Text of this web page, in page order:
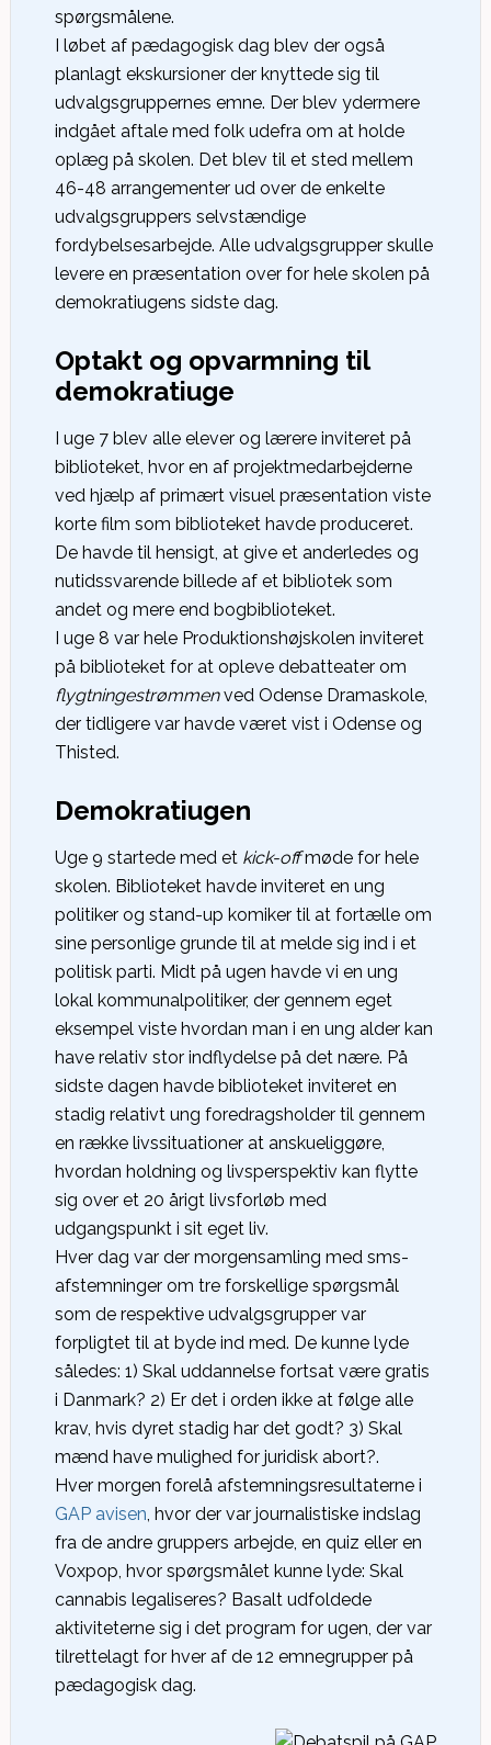
spørgsmålene.
I løbet af pædagogisk dag blev der også
planlagt ekskursioner der knyttede sig til
udvalgsgruppernes emne. Der blev ydermere
indgået aftale med folk udefra om at holde
oplæg på skolen. Det blev til et sted mellem
46-48 arrangementer ud over de enkelte
udvalgsgruppers selvstændige
fordybelsesarbejde. Alle udvalgsgrupper skulle
levere en præsentation over for hele skolen på
demokratiugens sidste dag.
Optakt og opvarmning til
demokratiuge
I uge 7 blev alle elever og lærere inviteret på
biblioteket, hvor en af projektmedarbejderne
ved hjælp af primært visuel præsentation viste
korte film som biblioteket havde produceret.
De havde til hensigt, at give et anderledes og
nutidssvarende billede af et bibliotek som
andet og mere end bogbiblioteket.
I uge 8 var hele Produktionshøjskolen inviteret
på biblioteket for at opleve debatteater om
flygtningestrømmenved Odense Dramaskole,
der tidligere var havde været vist i Odense og
Thisted.
Demokratiugen
Uge 9 startede med et kick-offmøde for hele
skolen. Biblioteket havde inviteret en ung
politiker og stand-up komiker til at fortælle om
sine personlige grunde til at melde sig ind i et
politisk parti. Midt på ugen havde vi en ung
lokal kommunalpolitiker, der gennem eget
eksempel viste hvordan man i en ung alder kan
have relativ stor indflydelse på det nære. På
sidste dagen havde biblioteket inviteret en
stadig relativt ung foredragsholder til gennem
en række livssituationer at anskueliggøre,
hvordan holdning og livsperspektiv kan flytte
sig over et 20 årigt livsforløb med
udgangspunkt i sit eget liv.
Hver dag var der morgensamling med sms-
afstemninger om tre forskellige spørgsmål
som de respektive udvalgsgrupper var
forpligtet til at byde ind med. De kunne lyde
således: 1) Skal uddannelse fortsat være gratis
i Danmark? 2) Er det i orden ikke at følge alle
krav, hvis dyret stadig har det godt? 3) Skal
mænd have mulighed for juridisk abort?.
Hver morgen forelå afstemningsresultaterne i
GAP avisen, hvor der var journalistiske indslag
fra de andre gruppers arbejde, en quiz eller en
Voxpop, hvor spørgsmålet kunne lyde: Skal
cannabis legaliseres? Basalt udfoldede
aktiviteterne sig i det program for ugen, der var
tilrettelagt for hver af de 12 emnegrupper på
pædagogisk dag.